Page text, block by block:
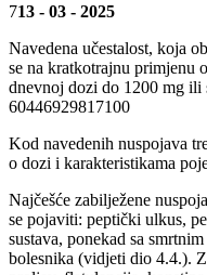
713 - 03 - 2025
Navedena učestalost, koja
se na kratkotrajnu primjenu
dnevnoj dozi do 1200 mg ili
60446929817100
Kod navedenih nuspojava
o dozi i karakteristikama
Najčešće zabilježene
se pojaviti: peptički ulkus,
sustava, ponekad sa
bolesnika (vidjeti dio 4.4.).